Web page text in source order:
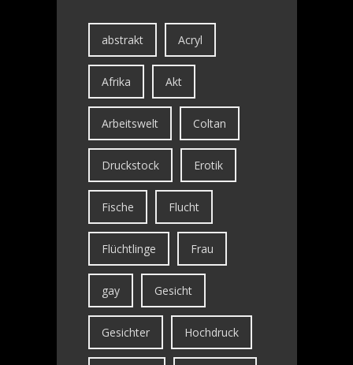
abstrakt Acryl
Afrika Akt
Arbeitswelt Coltan
Druckstock Erotik
Fische Flucht
Flüchtlinge Frau
gay Gesicht
Gesichter Hochdruck